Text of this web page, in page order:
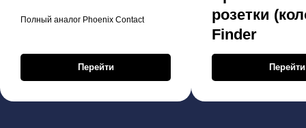
Полный аналог Phoenix Contact
Перейти
розетки
Finder
Перейти